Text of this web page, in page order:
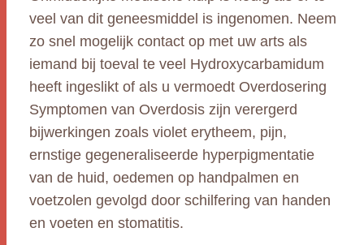
veel van dit geneesmiddel is ingenomen. Neem
zo snel mogelijk contact op met uw arts als
iemand bij toeval te veel Hydroxycarbamidum
heeft ingeslikt of als u vermoedt Overdosering
Symptomen van Overdosis zijn verergerd
bijwerkingen zoals violet erytheem, pijn,
ernstige gegeneraliseerde hyperpigmentatie
van de huid, oedemen op handpalmen en
voetzolen gevolgd door schilfering van handen
en voeten en stomatitis.